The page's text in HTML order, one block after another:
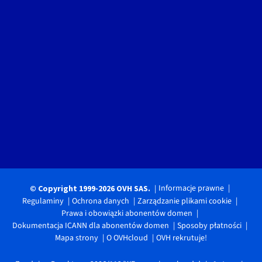
© Copyright 1999-2026 OVH SAS.
Informacje prawne
Regulaminy
Ochrona danych
Zarządzanie plikami cookie
Prawa i obowiązki abonentów domen
Dokumentacja ICANN dla abonentów domen
Sposoby płatności
Mapa strony
O OVHcloud OVH rekrutuje!